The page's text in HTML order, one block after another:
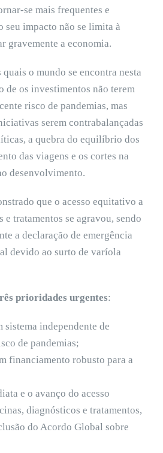
se mais frequentes e
seu impacto não se limita à
gravemente a economia.
quais o mundo se encontra nesta
de os investimentos não terem
risco de pandemias, mas
serem contrabalançadas
a quebra do equilíbrio dos
das viagens e os cortes na
desenvolvimento.
que o acesso equitativo a
e tratamentos se agravou, sendo
a declaração de emergência
devido ao surto de varíola
prioridades urgentes:
sistema independente de
de pandemias;
financiamento robusto para a
e o avanço do acesso
diagnósticos e tratamentos,
do Acordo Global sobre